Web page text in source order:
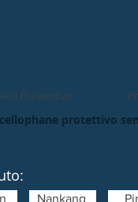
Preventivo
protettivo
Nankang